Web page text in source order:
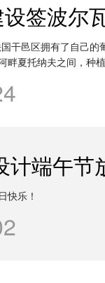
签波尔
干邑区拥有了自己
畔夏托纳夫之间，种植
计端午节
快乐！